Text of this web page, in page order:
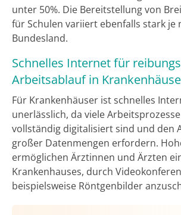
unter 50%. Die Bereitstellung von
für Schulen variiert ebenfalls stark je
Bundesland.
Schnelles Internet für
Arbeitsablauf in
Für Krankenhäuser ist schnelles
unerlässlich, da viele
vollständig digitalisiert sind und den
großer Datenmengen erfordern.
ermöglichen Ärztinnen und Ärzten
Krankenhauses, durch
beispielsweise Röntgenbilder